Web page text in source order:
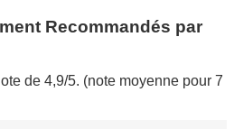
Recommandés par
de 4,9/5. (note moyenne pour 7